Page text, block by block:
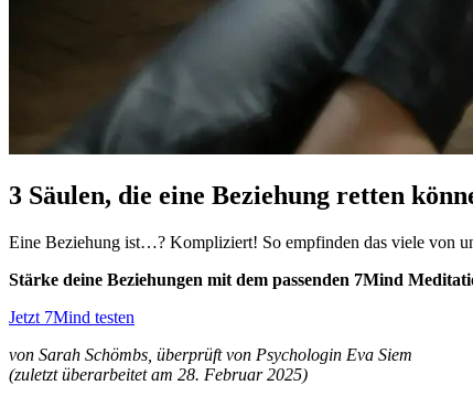
3 Säulen, die eine Beziehung retten
Eine Beziehung ist…? Kompliziert! So empfinden das viele von
Stärke deine Beziehungen mit dem passenden 7Mind
Jetzt 7Mind testen
von Sarah Schömbs, überprüft von Psychologin Eva Siem
(zuletzt überarbeitet am 28. Februar 2025)